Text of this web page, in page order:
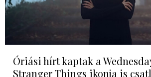
Óriási hírt kaptak a
Stranger Things ikonja is